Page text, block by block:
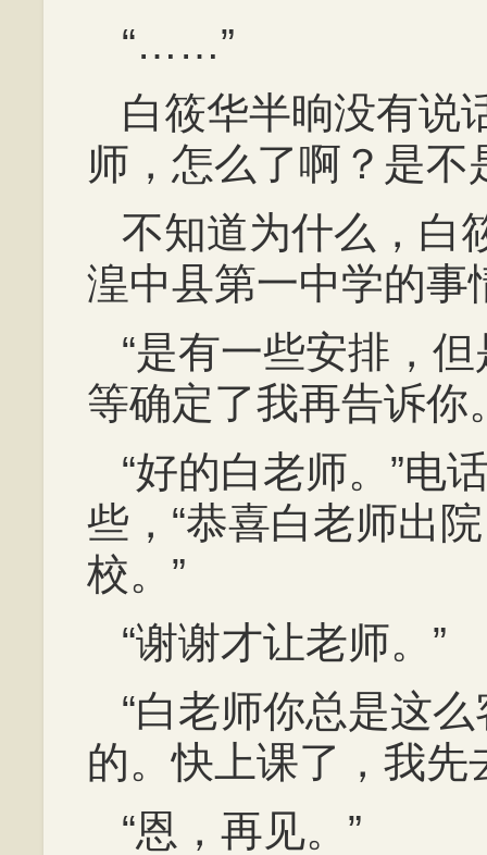
“……”
白筱华半晌没有说
师，怎么了啊？是不
不知道为什么，白
湟中县第一中学的事
“是有一些安排，
等确定了我再告诉你
“好的白老师。”电
些，“恭喜白老师出
校。”
“谢谢才让老师。”
“白老师你总是这
的。快上课了，我先
“恩，再见。”